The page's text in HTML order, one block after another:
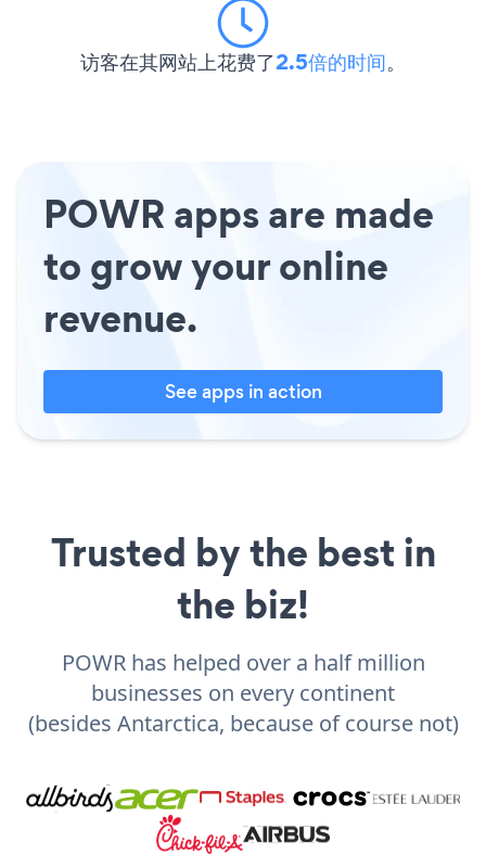
访客在其网站上花费了2.5倍的时间。
POWR apps are made
to grow your online
revenue.
See apps in action
Trusted by the best in
the biz!
POWR has helped over a half million
businesses on every continent
(besides Antarctica, because of course not)